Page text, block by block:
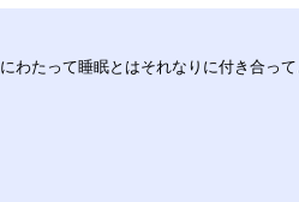
わたって睡眠とはそれなりに付き合っ